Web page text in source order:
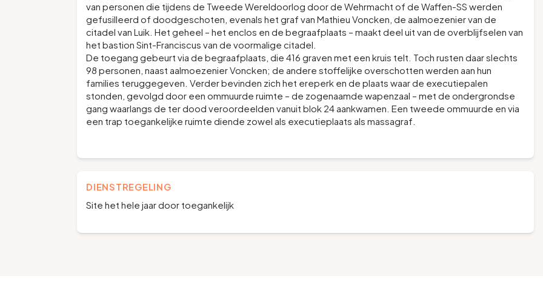
van personen die tijdens de Tweede Wereldoorlog door de Wehrmacht of de Waffen-SS werden
gefusilleerd of doodgeschoten, evenals het graf van Mathieu Voncken, de aalmoezenier van de
citadel van Luik. Het geheel – het enclos en de begraafplaats – maakt deel uit van de overblijfselen van
het bastion Sint-Franciscus van de voormalige citadel.
De toegang gebeurt via de begraafplaats, die 416 graven met een kruis telt. Toch rusten daar slechts
98 personen, naast aalmoezenier Voncken; de andere stoffelijke overschotten werden aan hun
families teruggegeven. Verder bevinden zich het ereperk en de plaats waar de executiepalen
stonden, gevolgd door een ommuurde ruimte – de zogenaamde wapenzaal – met de ondergrondse
gang waarlangs de ter dood veroordeelden vanuit blok 24 aankwamen. Een tweede ommuurde en via
een trap toegankelijke ruimte diende zowel als executieplaats als massagraf.
DIENSTREGELING
Site het hele jaar door toegankelijk